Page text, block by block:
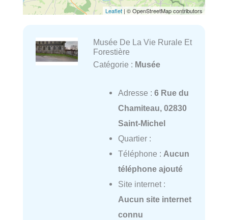
Leaflet | © OpenStreetMap contributors
Musée De La Vie Rurale Et
Forestière
Catégorie : Musée
Adresse : 6 Rue du
Chamiteau, 02830
Saint-Michel
Quartier :
Téléphone : Aucun
téléphone ajouté
Site internet :
Aucun site internet
connu